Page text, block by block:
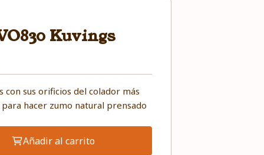
Kuvings
con sus orificios del colador más
hacer zumo natural prensado
Añadir al carrito